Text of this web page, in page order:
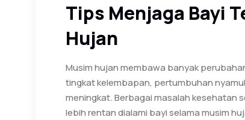
Tips Menjaga Bayi
Hujan
Musim hujan membawa banyak
tingkat kelembapan, pertumbuhan
meningkat. Berbagai masalah kesehatan
lebih rentan dialami bayi selama musim